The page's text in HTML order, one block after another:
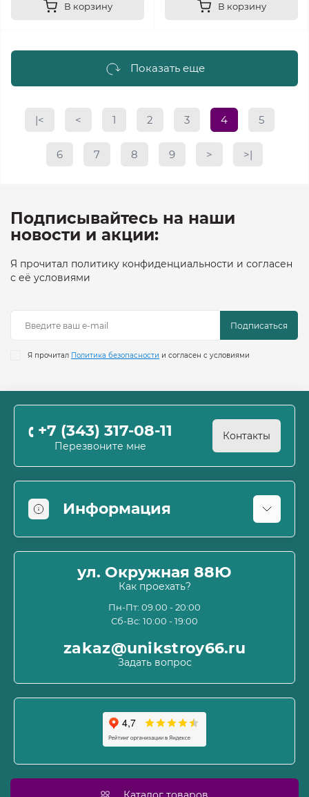
В корзину В корзину
Показать еще
|< < 1 2 3 4 5
6 7 8 9 > >|
Подписывайтесь на наши
новости и акции:
Я прочитал политику конфиденциальности и согласен
с её условиями
Подписаться
Я прочитал Политика безопасности и согласен с условиями
+7 (343) 317-08-11
Перезвоните мне
Контакты
Информация
Информация о доставке
Пользовательское соглашение и оферта
Политика конфиденциальности
Связаться с нами
Карта сайта
Производители
ул. Окружная 88Ю
Как проехать?
Пн-Пт: 09.00 - 20:00
Сб-Вс: 10:00 - 19:00
zakaz@unikstroy66.ru
Задать вопрос